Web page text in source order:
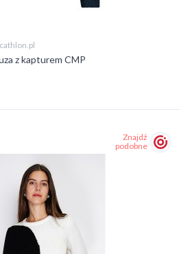
z kapturem CMP
Znajdź
podobne